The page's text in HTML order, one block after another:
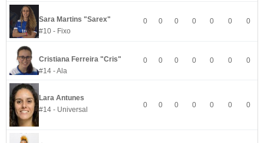
Sara Martins "Sarex"
#10 - Fixo
0 0 0 0 0 0 0
Cristiana Ferreira "Cris"
#14 - Ala
0 0 0 0 0 0 0
Lara Antunes
#14 - Universal
0 0 0 0 0 0 0